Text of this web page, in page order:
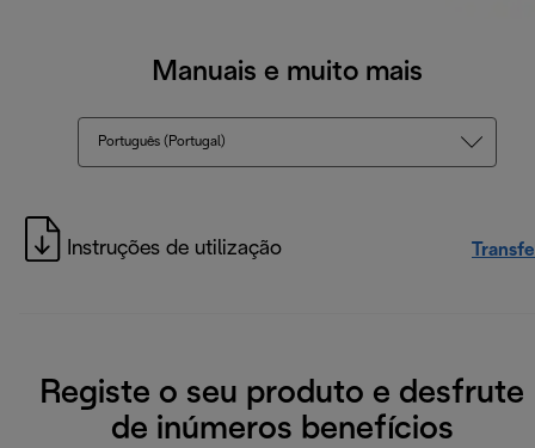
Manuais e muito mais
Português (Portugal)
Instruções de utilização
Registe o seu produto e desfrute
de inúmeros benefícios